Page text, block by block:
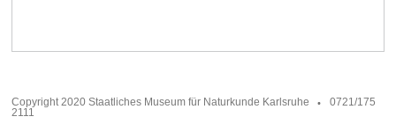
Copyright 2020 Staatliches Museum für Naturkunde Karlsruhe
0721/175
2111